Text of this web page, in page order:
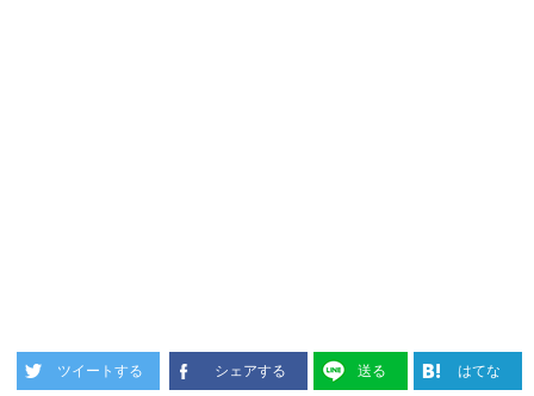
ツイートする シェアする 送る はてな